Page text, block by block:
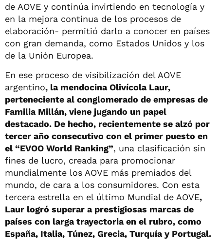
de AOVE y continúa invirtiendo en tecnología y
en la mejora continua de los procesos de
elaboración- permitió darlo a conocer en países
con gran demanda, como Estados Unidos y los
de la Unión Europea.
En ese proceso de visibilización del AOVE
argentino, la mendocina Olivícola Laur,
perteneciente al conglomerado de empresas de
Familia Millán, viene jugando un papel
destacado. De hecho, recientemente se alzó por
tercer año consecutivo con el primer puesto en
el “EVOO World Ranking”, una clasificación sin
fines de lucro, creada para promocionar
mundialmente los AOVE más premiados del
mundo, de cara a los consumidores. Con esta
tercera estrella en el último Mundial de AOVE,
Laur logró superar a prestigiosas marcas de
países con larga trayectoria en el rubro, como
España, Italia, Túnez, Grecia, Turquía y Portugal.